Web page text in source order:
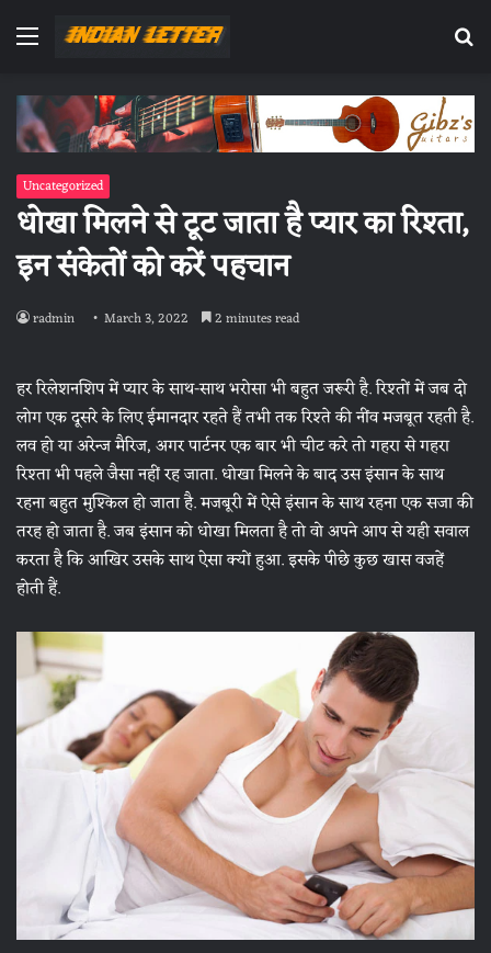
Menu
Uncategorized
धोखा मिलने से टूट जाता है प्यार का रिश्ता,
इन संकेतों को करें पहचान
radmin March 3, 2022 2 minutes read
हर रिलेशनशिप में प्यार के साथ-साथ भरोसा भी बहुत जरूरी है. रिश्‍तों में जब दो
लोग एक दूसरे के लिए ईमानदार रहते हैं तभी तक रिश्‍ते की नींव मजबूत रहती है.
लव हो या अरेन्‍ज मैरिज, अगर पार्टनर एक बार भी चीट करे तो गहरा से गहरा
रिश्‍ता भी पहले जैसा नहीं रह जाता. धोखा मिलने के बाद उस इंसान के साथ
रहना बहुत मुश्किल हो जाता है. मजबूरी में ऐसे इंसान के साथ रहना एक सजा की
तरह हो जाता है. जब इंसान को धोखा मिलता है तो वो अपने आप से यही सवाल
करता है कि आखिर उसके साथ ऐसा क्यों हुआ. इसके पीछे कुछ खास वजहें
होती हैं.